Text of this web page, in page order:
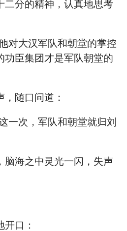
二分的精神，认真地思考
对大汉军队和朝堂的掌控
功臣集团才是军队朝堂的
随口问道：
一次，军队和朝堂就归刘
脑海之中灵光一闪，失声
口：